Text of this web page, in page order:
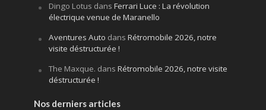
Dingo Lotus dans Ferrari Luce : La révolution
électrique venue de Maranello
Aventures Auto dans Rétromobile 2026, notre
visite déstructurée !
The Maxque. dans Rétromobile 2026, notre visite
déstructurée !
Nos derniers articles